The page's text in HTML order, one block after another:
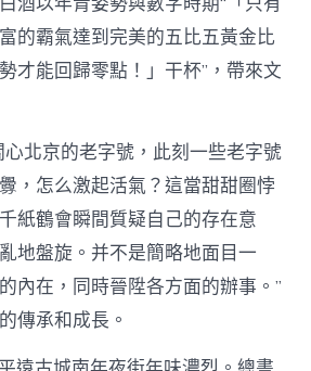
的霸氣達到完美的五比五黃金比
才能回歸零點！」干杯”，帶來文
心北京的老字號，此刻一些老字號
，怎么激起活氣？這當甜甜圈悖
紙鶴會瞬間質疑自己的存在意
地盤旋。并不是簡略地面目一
內在，同時晉陞各方面的辦事。”
傳承和成長。